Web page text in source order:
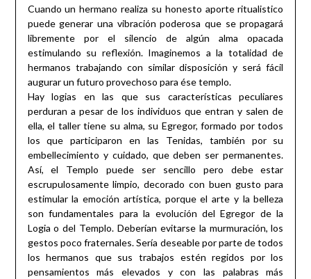
Cuando un hermano realiza su honesto aporte ritualistico
puede generar una vibración poderosa que se propagará
libremente por el silencio de algún alma opacada
estimulando su reflexión. Imaginemos a la totalidad de
hermanos trabajando con similar disposición y será fácil
augurar un futuro provechoso para ése templo.
Hay logias en las que sus características peculiares
perduran a pesar de los individuos que entran y salen de
ella, el taller tiene su alma, su Egregor, formado por todos
los que participaron en las Tenidas, también por su
embellecimiento y cuidado, que deben ser permanentes.
Así, el Templo puede ser sencillo pero debe estar
escrupulosamente limpio, decorado con buen gusto para
estimular la emoción artística, porque el arte y la belleza
son fundamentales para la evolución del Egregor de la
Logia o del Templo. Deberían evitarse la murmuración, los
gestos poco fraternales. Sería deseable por parte de todos
los hermanos que sus trabajos estén regidos por los
pensamientos más elevados y con las palabras más